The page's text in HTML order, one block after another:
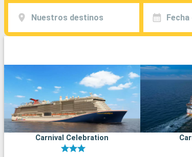
Nuestros destinos Fecha
Carnival Celebration